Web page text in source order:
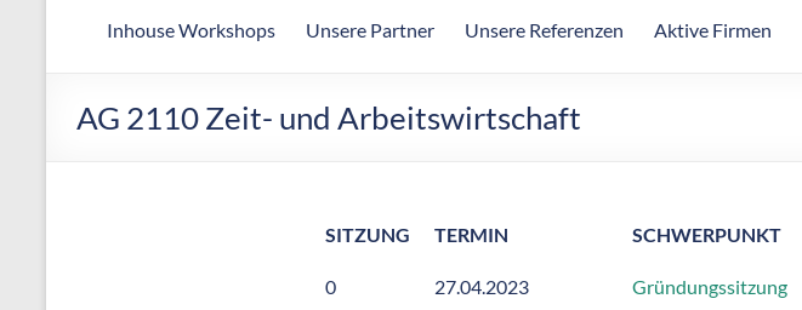
Inhouse Workshops Unsere Partner Unsere Referenzen Aktive Firmen
AG 2110 Zeit- und Arbeitswirtschaft
SITZUNG TERMIN SCHWERPUNKT
0 27.04.2023 Gründungssitzung